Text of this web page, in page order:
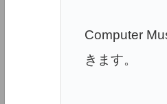
Computer
きます。